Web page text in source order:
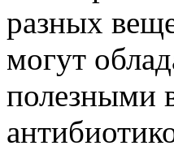
разных
могут
полезными